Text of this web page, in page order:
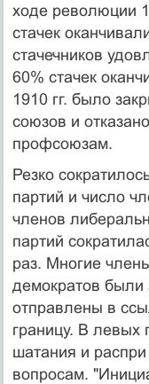
ходе революции
стачек
стачечников
60% стачек
1910 гг. было
союзов и
профсоюзам.
Резко
партий и число
членов
партий
раз. Многие
демократов
отправлены в
границу. В левых
шатания и
вопросам.